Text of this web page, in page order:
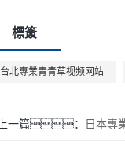
標簽
台北專業青青草视频网站
上一篇： 日本專